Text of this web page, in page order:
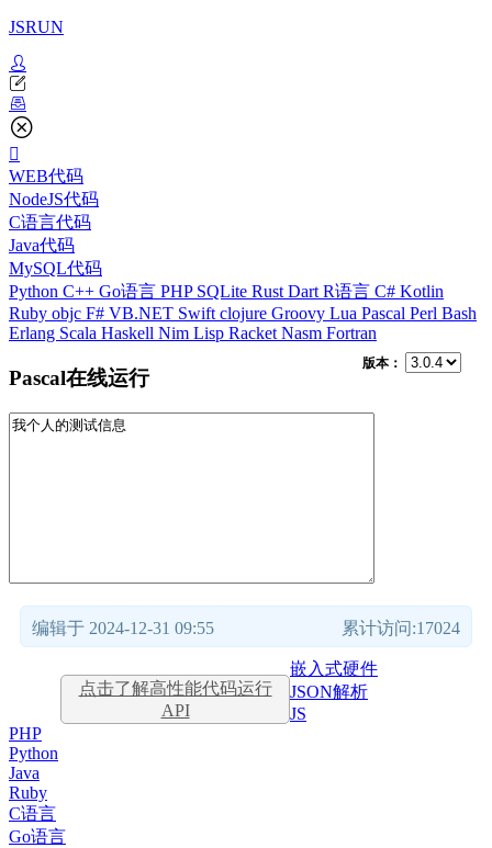
JSRUN
WEB代码
NodeJS代码
C语言代码
Java代码
MySQL代码
Python C++ Go语言 PHP SQLite Rust Dart R语言 C# Kotlin
Ruby objc F# VB.NET Swift clojure Groovy Lua Pascal Perl Bash
Erlang Scala Haskell Nim Lisp Racket Nasm Fortran
Pascal在线运行
版本：
编辑于 2024-12-31 09:55 累计访问:17024
点击了解高性能代码运行
API
嵌入式硬件
JSON解析
JS
PHP
Python
Java
Ruby
C语言
Go语言